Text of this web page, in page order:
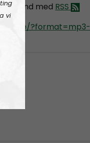
med RSS
?format=mp3-
vi